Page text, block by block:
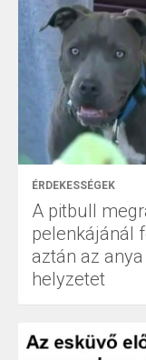
ÉRDEKESSÉGEK
A pitbull
pelenkájánál
aztán az
helyzetet